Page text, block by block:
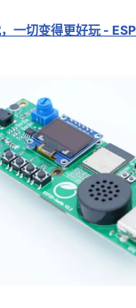
一切变得更好玩 -